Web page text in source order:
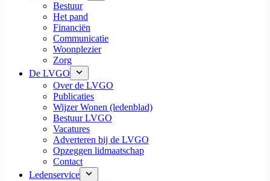
Bestuur
Het pand
Financiën
Communicatie
Woonplezier
Zorg
De LVGO
Over de LVGO
Publicaties
Wijzer Wonen (ledenblad)
Bestuur LVGO
Vacatures
Adverteren bij de LVGO
Opzeggen lidmaatschap
Contact
Ledenservice